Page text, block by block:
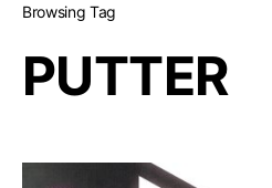
Browsing Tag
PUTTER